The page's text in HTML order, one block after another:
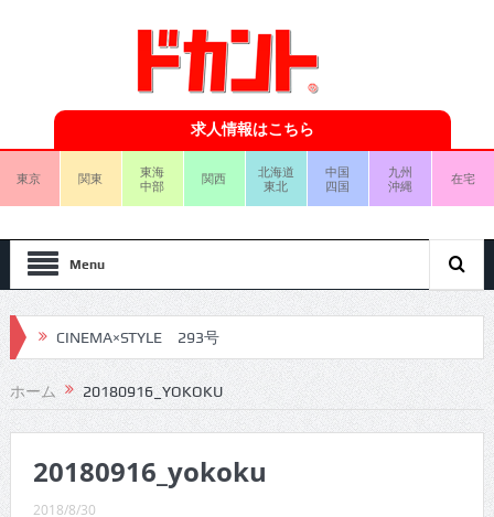
求人情報はこちら
東京 関東
東海
中部
関西
北海道
東北
中国
四国
九州
沖縄
在宅
Menu
CINEMA×STYLE 293号
CINEMA×STYLE 292号
CINEMA×STYLE 291号
CINEMA×STYLE 290号
CINEMA×STYLE 289号
ホーム 20180916_YOKOKU
20180916_yokoku
2018/8/30